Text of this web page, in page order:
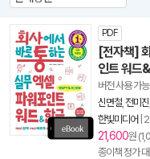
PDF
[전자책]
인트 워드
버전 사용 가능
신면철 전미진
한빛미디어
21,600원
종이책 정가 대